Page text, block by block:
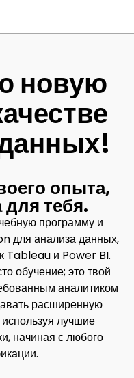
новую
опыта,
тебя.
программу и
для анализа данных,
Tableau и Power BI.
обучение; это твой
аналитиком
расширенную
лучшие
начиная с любого